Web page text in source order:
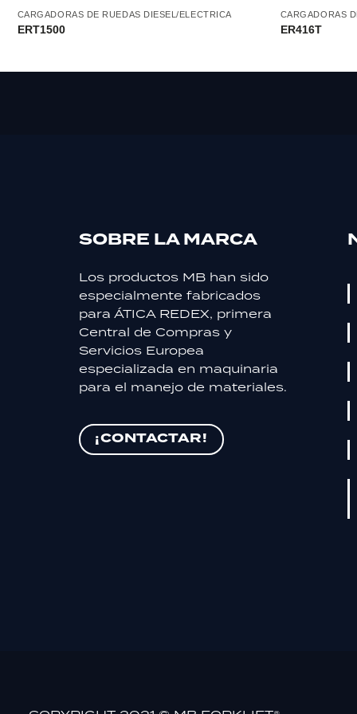
CARGADORAS DE RUEDAS DIESEL/ELECTRICA
ERT1500
CARGADORAS
ER416T
SOBRE LA MARCA
Los productos MB han sido
especialmente fabricados
para ÁTICA REDEX, primera
Central de Compras y
Servicios Europea
especializada en maquinaria
para el manejo de materiales.
¡CONTACTAR!
nuestra web
funcionalidades
desaparecerán
de la web.
Marketing
Al compartir tus
intereses y
comportamiento
mientras visitas
aumentas la
posibilidad de